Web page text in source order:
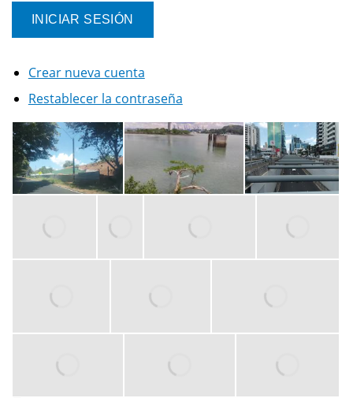
Crear nueva cuenta
Restablecer la contraseña